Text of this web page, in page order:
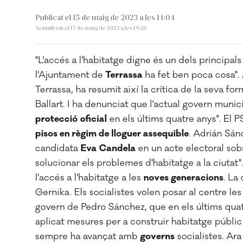
Publicat el 15 de maig de 2023 a les 14:04
Actualitzat el 17 de maig de 2023 a les 19:26
"L'accés a l'habitatge digne és un dels
l'Ajuntament de Terrassa ha fet ben poca
Terrassa, ha resumit així la crítica de la seva
Ballart. I ha denunciat que l'actual govern
protecció oficial en els últims quatre anys". El
pisos en règim de lloguer assequible. Adrián
candidata Eva Candela en un acte electoral
solucionar els problemes d'habitatge a la
l'accés a l'habitatge a les noves generacions. La
Gernika. Els socialistes volen posar al centre les
govern de Pedro Sánchez, que en els últims
aplicat mesures per a construir habitatge
sempre ha avançat amb governs socialistes.